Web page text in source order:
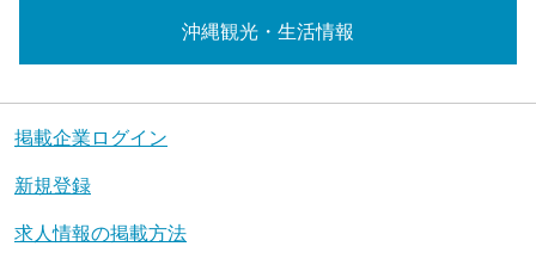
沖縄観光・生活情報
掲載企業ログイン
新規登録
求人情報の掲載方法